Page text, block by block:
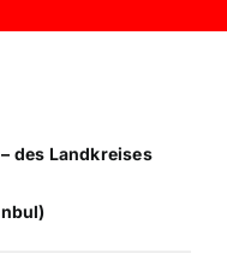
des Landkreises